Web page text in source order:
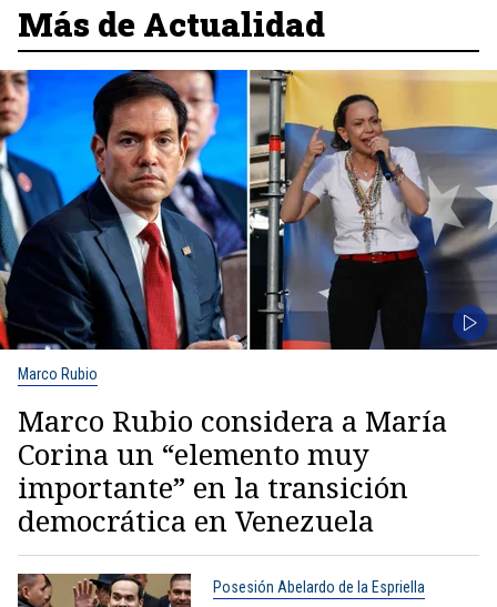
Más de Actualidad
Marco Rubio
Marco Rubio considera a María
Corina un “elemento muy
importante” en la transición
democrática en Venezuela
Posesión Abelardo de la Espriella